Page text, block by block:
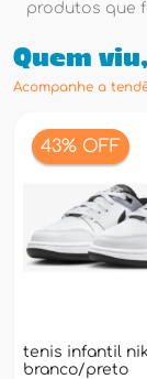
produtos que
Quem
Acompanhe a
43% OFF
tenis infantil
branco/preto